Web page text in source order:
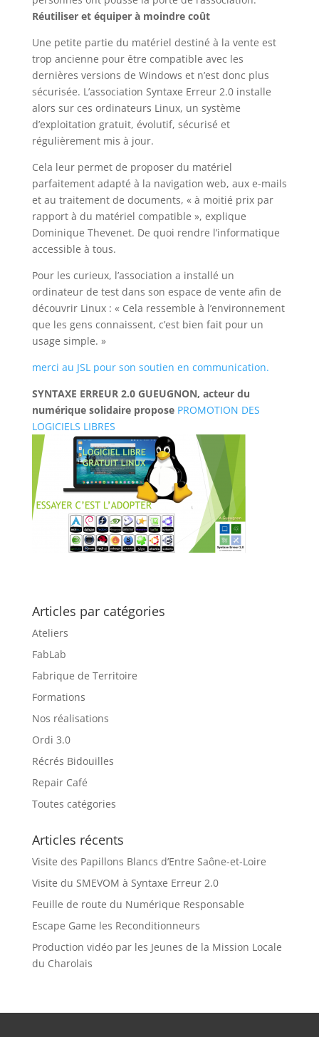
Réutiliser et équiper à moindre coût
Une petite partie du matériel destiné à la vente est
trop ancienne pour être compatible avec les
dernières versions de Windows et n’est donc plus
sécurisée. L’association Syntaxe Erreur 2.0 installe
alors sur ces ordinateurs Linux, un système
d’exploitation gratuit, évolutif, sécurisé et
régulièrement mis à jour.
Cela leur permet de proposer du matériel
parfaitement adapté à la navigation web, aux e-mails
et au traitement de documents, « à moitié prix par
rapport à du matériel compatible », explique
Dominique Thevenet. De quoi rendre l’informatique
accessible à tous.
Pour les curieux, l’association a installé un
ordinateur de test dans son espace de vente afin de
découvrir Linux : « Cela ressemble à l’environnement
que les gens connaissent, c’est bien fait pour un
usage simple. »
merci au JSL pour son soutien en communication.
SYNTAXE ERREUR 2.0 GUEUGNON, acteur du
numérique solidaire propose PROMOTION DES
LOGICIELS LIBRES
Articles par catégories
Ateliers
FabLab
Fabrique de Territoire
Formations
Nos réalisations
Ordi 3.0
Récrés Bidouilles
Repair Café
Toutes catégories
Articles récents
Visite des Papillons Blancs d’Entre Saône-et-Loire
Visite du SMEVOM à Syntaxe Erreur 2.0
Feuille de route du Numérique Responsable
Escape Game les Reconditionneurs
Production vidéo par les Jeunes de la Mission Locale
du Charolais